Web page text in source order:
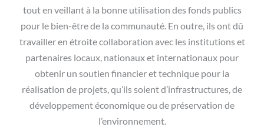
tout en veillant à la bonne utilisation des fonds publics
pour le bien-être de la communauté. En outre, ils ont dû
travailler en étroite collaboration avec les institutions et
partenaires locaux, nationaux et internationaux pour
obtenir un soutien financier et technique pour la
réalisation de projets, qu’ils soient d’infrastructures, de
développement économique ou de préservation de
l’environnement.